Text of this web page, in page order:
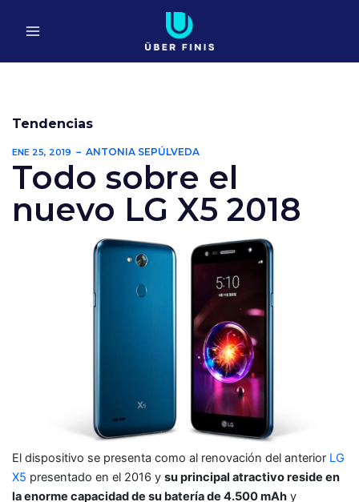
Tendencias
ENE 25, 2019 ANTONIA SEPÚLVEDA
Todo sobre el
nuevo LG X5 2018
El dispositivo se presenta como al renovación del anterior LG
X5 presentado en el 2016 y su principal atractivo reside en
la enorme capacidad de su batería de 4.500 mAh y